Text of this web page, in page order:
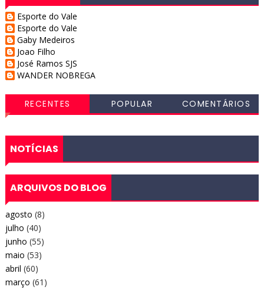
Esporte do Vale
Esporte do Vale
Gaby Medeiros
Joao Filho
José Ramos SJS
WANDER NOBREGA
RECENTES POPULAR COMENTÁRIOS
NOTÍCIAS
ARQUIVOS DO BLOG
agosto (8)
julho (40)
junho (55)
maio (53)
abril (60)
março (61)